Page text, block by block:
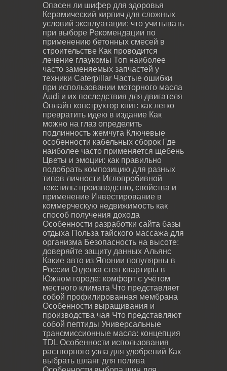
Опасен ли шифер для здоровья
Керамический кирпич для сложных
условий эксплуатации: что учитывать
при выборе Рекомендации по
применению бетонных смесей в
строительстве Как проводится
лечение глаукомы Топ наиболее
часто заменяемых запчастей у
техники Caterpillar Частые ошибки
при использовании моторного масла
Audi и их последствия для двигателя
Онлайн конструктор книг: как легко
превратить идею в издание Как
можно на глаз определить
подлинность жемчуга Ключевые
особенности кабельных сборок Где
наиболее часто применяется щебень
Цветы и эмоции: как правильно
подобрать композицию для разных
типов личности Иглопробивной
текстиль: производство, свойства и
применение Инвестирование в
коммерческую недвижимость как
способ получения дохода
Особенности разработки сайта базы
отдыха Польза тайского массажа для
организма Безопасность на высоте:
доверяйте защиту данных Альянс
Какие авто из Японии популярны в
России Отделка стен квартиры в
Южном городе: комфорт с учётом
местного климата Что представляет
собой профилированная мембрана
Особенности выращивания и
производства чая Что представляют
собой пептиды Универсальные
трансмиссионные масла: концепция
TDL Особенности использования
растворного узла для удобрений Как
выбрать шланг для полива